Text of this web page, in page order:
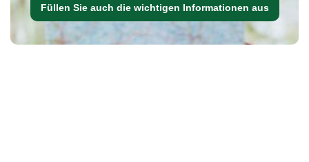
Füllen Sie auch die wichtigen Informationen aus